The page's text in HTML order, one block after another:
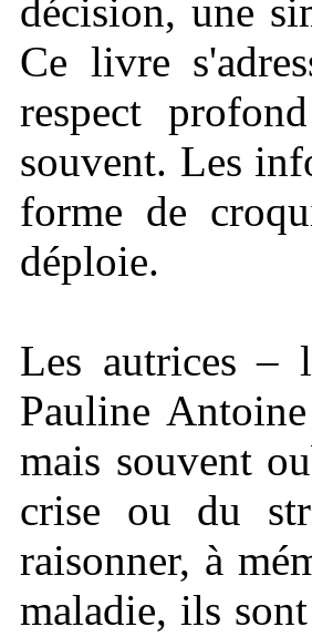
décision, une
Ce livre
respect
souvent. Les
forme de
déploie.
Les autrices –
Pauline
mais souvent
crise ou du
raisonner, à
maladie, ils